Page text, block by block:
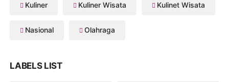
Kuliner Kuliner Wisata Kulinet Wisata
Nasional Olahraga
LABELS LIST